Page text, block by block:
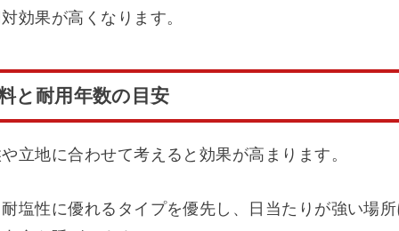
効果が高くなります。
と耐用年数の目安
立地に合わせて考えると効果が高まります。
塩性に優れるタイプを優先し、日当たりが強い場